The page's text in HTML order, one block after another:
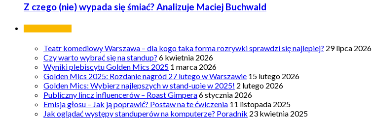
Z czego (nie) wypada się śmiać? Analizuje Maciej Buchwald
Teatr komediowy Warszawa – dla kogo taka forma rozrywki sprawdzi się najlepiej? 29 lipca 2026
Czy warto wybrać się na standup? 6 kwietnia 2026
Wyniki plebiscytu Golden Mics 2025 1 marca 2026
Golden Mics 2025: Rozdanie nagród 27 lutego w Warszawie 15 lutego 2026
Golden Mics: Wybierz najlepszych w stand-upie w 2025! 2 lutego 2026
Publiczny lincz influencerów – Roast Gimpera6 stycznia 2026
Emisja głosu – Jak ją poprawić? Postaw na te ćwiczenia 11 listopada 2025
Jak oglądać występy standuperów na komputerze? Poradnik 23 kwietnia 2025